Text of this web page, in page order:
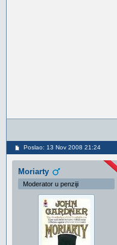
Poslao: 13 Nov 2008 21:24
Moriarty
Moderator u penziji